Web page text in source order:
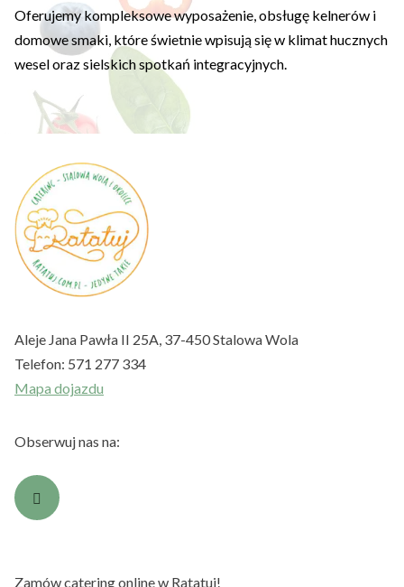
Oferujemy kompleksowe wyposażenie, obsługę kelnerów i
domowe smaki, które świetnie wpisują się w klimat hucznych
wesel oraz sielskich spotkań integracyjnych.
Aleje Jana Pawła II 25A, 37-450 Stalowa Wola
Telefon: 571 277 334
Mapa dojazdu
Obserwuj nas na:
Zamów catering online w Ratatuj!